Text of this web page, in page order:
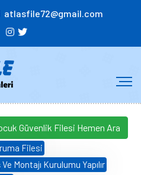
atlasfile72@gmail.com
Güvenlik Filesi Hemen Ara
Filesi
Montajı Kurulumu Yapılır